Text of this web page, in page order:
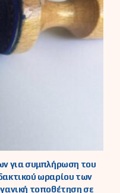
για συμπλήρωση του
ωραρίου των
τοποθέτηση σε